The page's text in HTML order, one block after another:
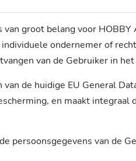
groot belang voor
ondernemer of
van de Gebruiker in
de huidige EU General
en maakt
persoonsgegevens van de